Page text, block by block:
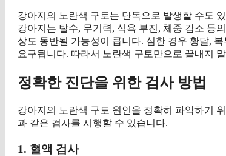
강아지의 노란색 구토는 단독으로 발생할 수도
강아지는 탈수, 무기력, 식욕 부진, 체중 감소 등
상도 동반될 가능성이 큽니다. 심한 경우 황달,
요구됩니다. 따라서 노란색 구토만으로 끝내지
정확한 진단을 위한 검사 방법
강아지의 노란색 구토 원인을 정확히 파악하기
과 같은 검사를 시행할 수 있습니다.
1. 혈액 검사